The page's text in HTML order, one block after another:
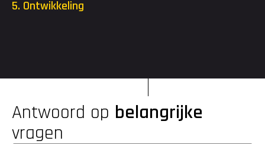
5. Ontwikkeling
Antwoord op belangrijke
vragen